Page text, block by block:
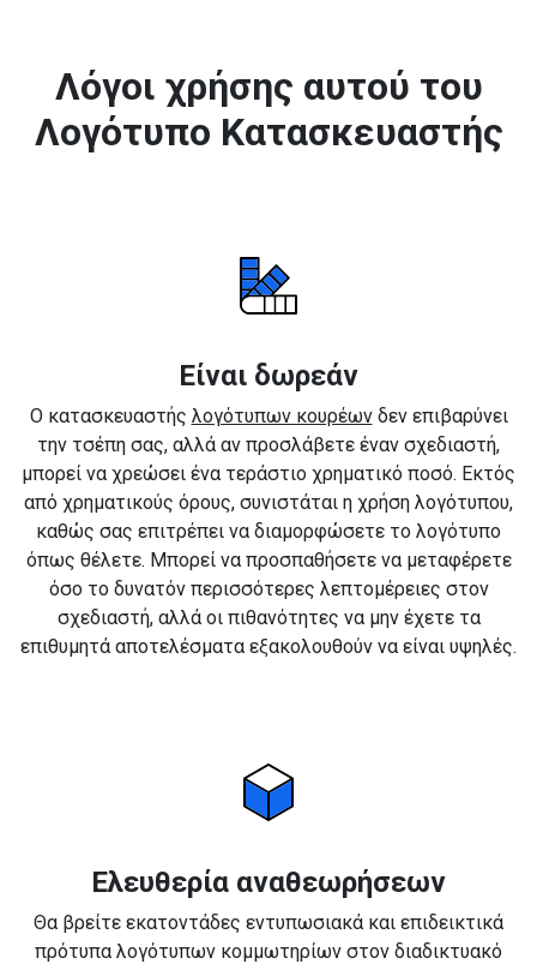
Λόγοι χρήσης αυτού του
Λογότυπο Κατασκευαστής
Είναι δωρεάν
Ο κατασκευαστής λογότυπων κουρέωνδεν επιβαρύνει
την τσέπη σας, αλλά αν προσλάβετε έναν σχεδιαστή,
μπορεί να χρεώσει ένα τεράστιο χρηματικό ποσό. Εκτός
από χρηματικούς όρους, συνιστάται η χρήση λογότυπου,
καθώς σας επιτρέπει να διαμορφώσετε το λογότυπο
όπως θέλετε. Μπορεί να προσπαθήσετε να μεταφέρετε
όσο το δυνατόν περισσότερες λεπτομέρειες στον
σχεδιαστή, αλλά οι πιθανότητες να μην έχετε τα
επιθυμητά αποτελέσματα εξακολουθούν να είναι υψηλές.
Ελευθερία αναθεωρήσεων
Θα βρείτε εκατοντάδες εντυπωσιακά και επιδεικτικά
πρότυπα λογότυπων κομμωτηρίων στον διαδικτυακό